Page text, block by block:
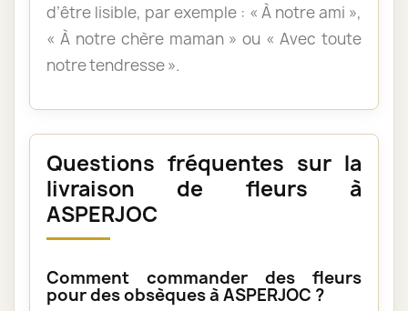
d’être lisible, par exemple : « À notre ami »,
« À notre chère maman » ou « Avec toute
notre tendresse ».
Questions fréquentes sur la
livraison de fleurs à
ASPERJOC
Comment commander des fleurs
pour des obsèques à ASPERJOC ?